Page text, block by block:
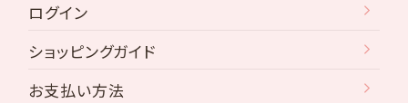
ログイン
ショッピングガイド
お支払い方法